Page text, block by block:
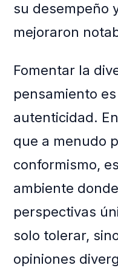
su desempeño
mejoraron
Fomentar la
pensamiento
autenticidad.
que a menudo
conformismo,
ambiente
perspectivas
solo tolerar,
opiniones